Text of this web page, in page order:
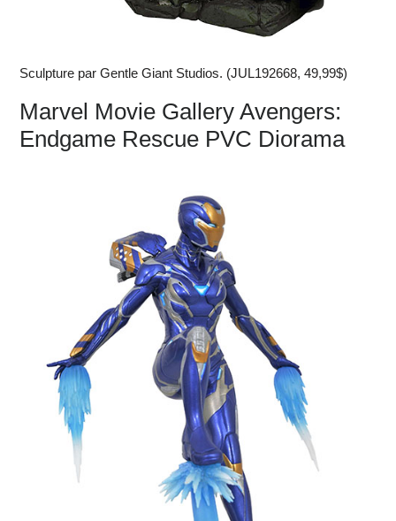
Sculpture par Gentle Giant Studios. (JUL192668, 49,99$)
Marvel Movie Gallery Avengers:
Endgame Rescue PVC Diorama